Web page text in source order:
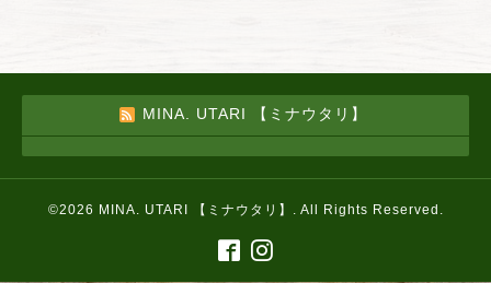
MINA. UTARI 【ミナウタリ】
©2026 MINA. UTARI 【ミナウタリ】 . All Rights Reserved.